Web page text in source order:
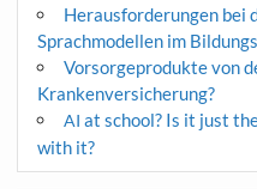
Herausforderungen bei
Sprachmodellen im
Vorsorgeprodukte von
Krankenversicherung?
AI at school? Is it just
with it?